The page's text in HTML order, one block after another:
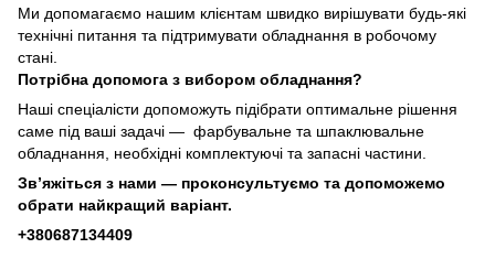
Ми допомагаємо нашим клієнтам швидко вирішувати будь-які
технічні питання та підтримувати обладнання в робочому
стані.
Потрібна допомога з вибором обладнання?
Наші спеціалісти допоможуть підібрати оптимальне рішення
саме під ваші задачі — фарбувальне та шпаклювальне
обладнання, необхідні комплектуючі та запасні частини.
Зв’яжіться з нами — проконсультуємо та допоможемо
обрати найкращий варіант.
+380687134409